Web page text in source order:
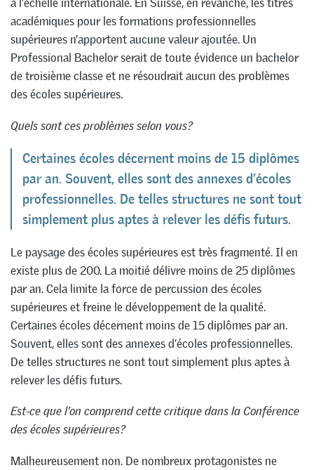
académiques pour les formations professionnelles
supérieures n’apportent aucune valeur ajoutée. Un
Professional Bachelor serait de toute évidence un bachelor
de troisième classe et ne résoudrait aucun des problèmes
des écoles supérieures.
Quels sont ces problèmes selon vous?
Certaines écoles décernent moins de 15 diplômes
par an. Souvent, elles sont des annexes d’écoles
professionnelles. De telles structures ne sont tout
simplement plus aptes à relever les défis futurs.
Le paysage des écoles supérieures est très fragmenté. Il en
existe plus de 200. La moitié délivre moins de 25 diplômes
par an. Cela limite la force de percussion des écoles
supérieures et freine le développement de la qualité.
Certaines écoles décernent moins de 15 diplômes par an.
Souvent, elles sont des annexes d’écoles professionnelles.
De telles structures ne sont tout simplement plus aptes à
relever les défis futurs.
Est-ce que l’on comprend cette critique dans la Conférence
des écoles supérieures?
Malheureusement non. De nombreux protagonistes ne